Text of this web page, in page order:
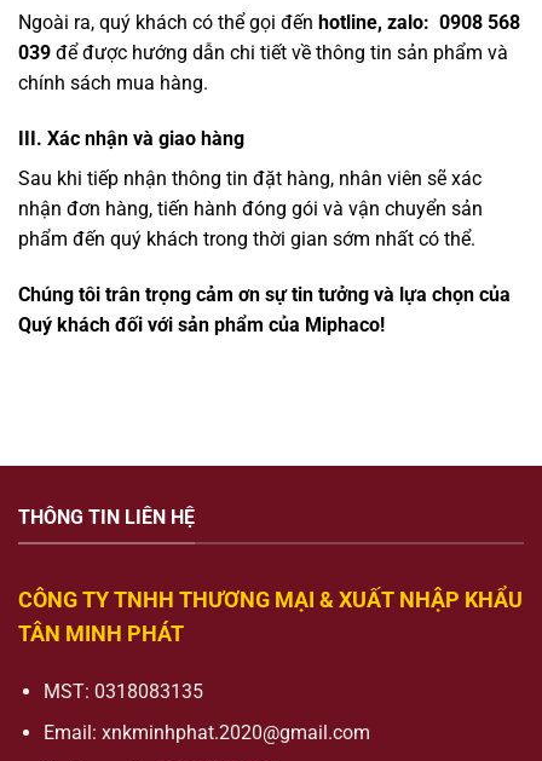
Ngoài ra, quý khách có thể gọi đến hotline, zalo: 0908 568
039 để được hướng dẫn chi tiết về thông tin sản phẩm và
chính sách mua hàng.
III. Xác nhận và giao hàng
Sau khi tiếp nhận thông tin đặt hàng, nhân viên sẽ xác
nhận đơn hàng, tiến hành đóng gói và vận chuyển sản
phẩm đến quý khách trong thời gian sớm nhất có thể.
Chúng tôi trân trọng cảm ơn sự tin tưởng và lựa chọn của
Quý khách đối với sản phẩm của Miphaco!
THÔNG TIN LIÊN HỆ
CÔNG TY TNHH THƯƠNG MẠI & XUẤT NHẬP KHẨU
TÂN MINH PHÁT
MST: 0318083135
Email: xnkminhphat.2020@gmail.com